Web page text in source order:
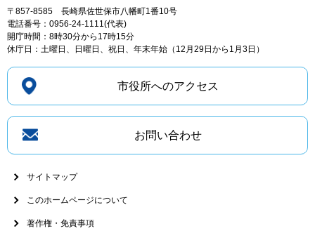
〒857-8585 長崎県佐世保市八幡町1番10号
電話番号：0956-24-1111(代表)
開庁時間：8時30分から17時15分
休庁日：土曜日、日曜日、祝日、年末年始（12月29日から1月3日）
市役所へのアクセス
お問い合わせ
サイトマップ
このホームページについて
著作権・免責事項